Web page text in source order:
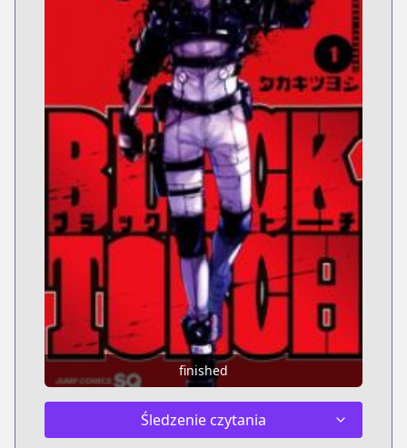
finished
Śledzenie czytania